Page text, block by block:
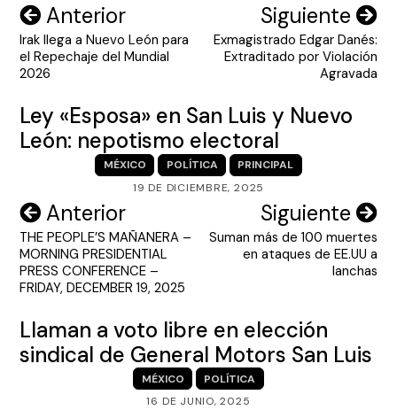
Navegación
de
entradas
Anterior
Irak llega a Nuevo León para
el Repechaje del Mundial
2026
Siguiente
Exmagistrado Edgar Danés:
Extraditado por Violación
Agravada
Ley «Esposa» en San Luis y Nuevo
León: nepotismo electoral
MÉXICO POLÍTICA
PRINCIPAL
19 DE DICIEMBRE, 2025
Navegación
de
entradas
Anterior
THE PEOPLE’S MAÑANERA –
MORNING PRESIDENTIAL
PRESS CONFERENCE –
FRIDAY, DECEMBER 19, 2025
Siguiente
Suman más de 100 muertes
en ataques de EE.UU a
lanchas
Llaman a voto libre en elección
sindical de General Motors San Luis
MÉXICO
POLÍTICA
16 DE JUNIO, 2025